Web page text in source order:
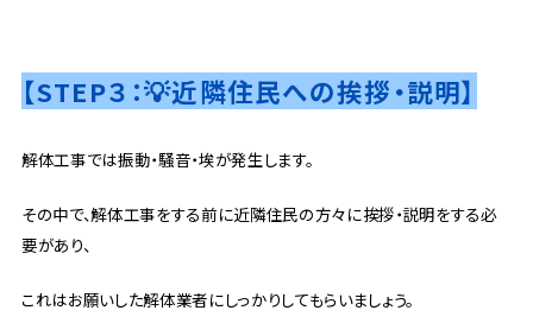
【STEP３：💡近隣住民への挨拶・説明】
解体工事では振動・騒音・埃が発生します。
その中で、解体工事をする前に近隣住民の方々に挨拶・説明をする必
要があり、
これはお願いした解体業者にしっかりしてもらいましょう。